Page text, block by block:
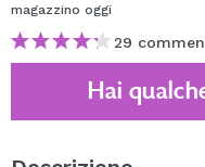
magazzino oggi
29
Hai